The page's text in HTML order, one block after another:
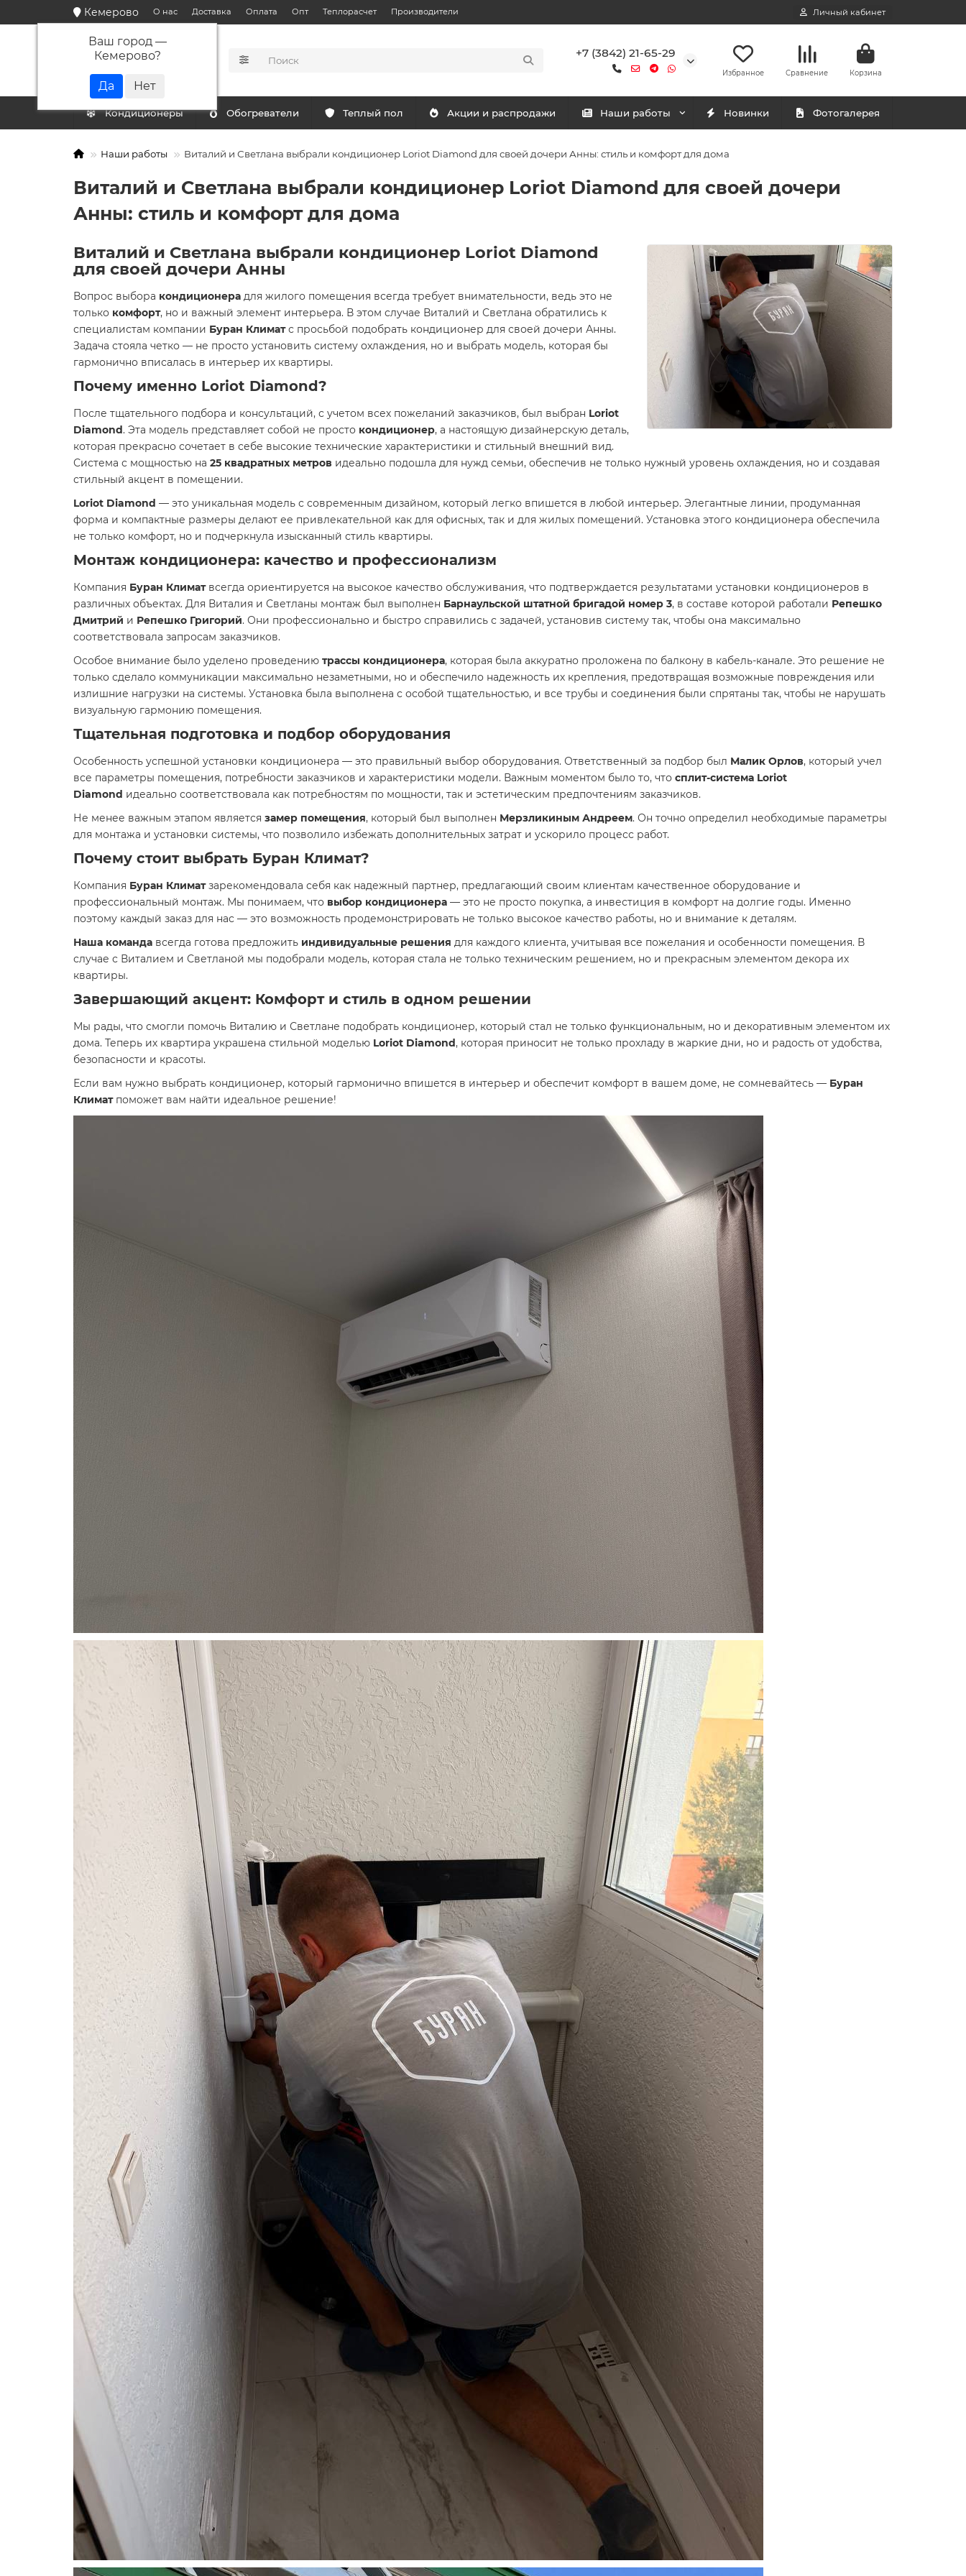
Кемерово
Ваш город —
Кемерово?
О нас Доставка Оплата Опт Теплорасчет Производители Личный кабинет
КАТАЛОГ
+7 (3842) 21-65-29
Избранное Сравнение Корзина
Кондиционеры Обогреватели Теплый пол Акции и распродажи Наши работы Новинки Фотогалерея
Наши работы Виталий и Светлана выбрали кондиционер Loriot Diamond для своей дочери Анны: стиль и комфорт для дома
Виталий и Светлана выбрали кондиционер Loriot Diamond для своей дочери
Анны: стиль и комфорт для дома
Виталий и Светлана выбрали кондиционер Loriot Diamond
для своей дочери Анны
Вопрос выбора кондиционера для жилого помещения всегда требует внимательности, ведь это не
только комфорт, но и важный элемент интерьера. В этом случае Виталий и Светлана обратились к
специалистам компании Буран Климатс просьбой подобрать кондиционер для своей дочери Анны.
Задача стояла четко — не просто установить систему охлаждения, но и выбрать модель, которая бы
гармонично вписалась в интерьер их квартиры.
Почему именно Loriot Diamond?
После тщательного подбора и консультаций, с учетом всех пожеланий заказчиков, был выбран Loriot
Diamond. Эта модель представляет собой не просто кондиционер, а настоящую дизайнерскую деталь,
которая прекрасно сочетает в себе высокие технические характеристики и стильный внешний вид.
Система с мощностью на 25 квадратных метров идеально подошла для нужд семьи, обеспечив не только нужный уровень охлаждения, но и создавая
стильный акцент в помещении.
Loriot Diamond — это уникальная модель с современным дизайном, который легко впишется в любой интерьер. Элегантные линии, продуманная
форма и компактные размеры делают ее привлекательной как для офисных, так и для жилых помещений. Установка этого кондиционера обеспечила
не только комфорт, но и подчеркнула изысканный стиль квартиры.
Монтаж кондиционера: качество и профессионализм
Компания Буран Климатвсегда ориентируется на высокое качество обслуживания, что подтверждается результатами установки кондиционеров в
различных объектах. Для Виталия и Светланы монтаж был выполнен Барнаульской штатной бригадой номер 3, в составе которой работали Репешко
Дмитрий и Репешко Григорий. Они профессионально и быстро справились с задачей, установив систему так, чтобы она максимально
соответствовала запросам заказчиков.
Особое внимание было уделено проведению трассы кондиционера, которая была аккуратно проложена по балкону в кабель-канале. Это решение не
только сделало коммуникации максимально незаметными, но и обеспечило надежность их крепления, предотвращая возможные повреждения или
излишние нагрузки на системы. Установка была выполнена с особой тщательностью, и все трубы и соединения были спрятаны так, чтобы не нарушать
визуальную гармонию помещения.
Тщательная подготовка и подбор оборудования
Особенность успешной установки кондиционера — это правильный выбор оборудования. Ответственный за подбор был Малик Орлов, который учел
все параметры помещения, потребности заказчиков и характеристики модели. Важным моментом было то, что сплит-система Loriot
Diamond идеально соответствовала как потребностям по мощности, так и эстетическим предпочтениям заказчиков.
Не менее важным этапом является замер помещения, который был выполнен Мерзликиным Андреем. Он точно определил необходимые параметры
для монтажа и установки системы, что позволило избежать дополнительных затрат и ускорило процесс работ.
Почему стоит выбрать Буран Климат?
Компания Буран Климатзарекомендовала себя как надежный партнер, предлагающий своим клиентам качественное оборудование и
профессиональный монтаж. Мы понимаем, что выбор кондиционера — это не просто покупка, а инвестиция в комфорт на долгие годы. Именно
поэтому каждый заказ для нас — это возможность продемонстрировать не только высокое качество работы, но и внимание к деталям.
Наша команда всегда готова предложить индивидуальные решения для каждого клиента, учитывая все пожелания и особенности помещения. В
случае с Виталием и Светланой мы подобрали модель, которая стала не только техническим решением, но и прекрасным элементом декора их
квартиры.
Завершающий акцент: Комфорт и стиль в одном решении
Мы рады, что смогли помочь Виталию и Светлане подобрать кондиционер, который стал не только функциональным, но и декоративным элементом их
дома. Теперь их квартира украшена стильной моделью Loriot Diamond, которая приносит не только прохладу в жаркие дни, но и радость от удобства,
безопасности и красоты.
Если вам нужно выбрать кондиционер, который гармонично впишется в интерьер и обеспечит комфорт в вашем доме, не сомневайтесь — Буран
Климатпоможет вам найти идеальное решение!